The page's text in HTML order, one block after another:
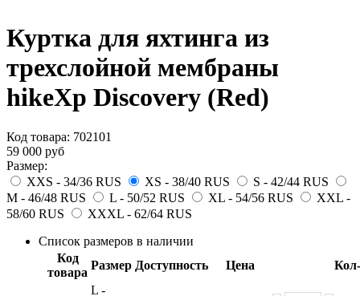
Куртка для яхтинга из
трехслойной мембраны
hikeXp Discovery (Red)
Код товара: 702101
59 000 руб
Размер:
XXS - 34/36 RUS
XS - 38/40 RUS
S - 42/44 RUS
M - 46/48 RUS
L - 50/52 RUS XL - 54/56 RUS
XXL -
58/60 RUS
XXXL - 62/64 RUS
Список размеров в наличии
Код
товара
Размер Доступность Цена
L -